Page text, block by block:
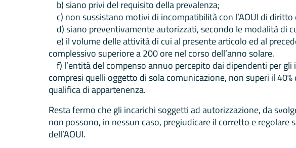
b) siano privi del requisito della prevalenza;
c) non sussistano motivi di incompatibilità con l’AOUI di
d) siano preventivamente autorizzati, secondo le modalità di
e) il volume delle attività di cui al presente articolo ed al
complessivo superiore a 200 ore nel corso dell’anno solare.
f) l’entità del compenso annuo percepito dai dipendenti per
compresi quelli oggetto di sola comunicazione, non superi il
qualifica di appartenenza.
Resta fermo che gli incarichi soggetti ad autorizzazione, da
non possono, in nessun caso, pregiudicare il corretto e
dell’AOUI.